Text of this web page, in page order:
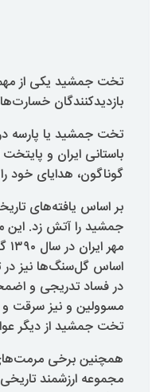
تخت جمشید یکی از
بازدیدکنندگان
باستانی ایران و
گوناگون، هدایای خود
اساس گل‌سنگ‌ها نیز در
در فساد تدریجی و
مسوولین و نیز سرقت
تخت جمشید از دیگر
همچنین برخی
مجموعه ارزشمند